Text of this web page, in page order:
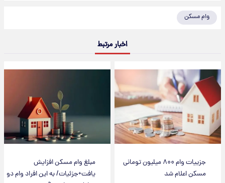
وام مسکن
اخبار مرتبط
جزییات وام ۸۰۰ میلیون تومانی
مسکن اعلام شد
مبلغ وام مسکن افزایش
یافت+جزئیات/ به این افراد وام دو